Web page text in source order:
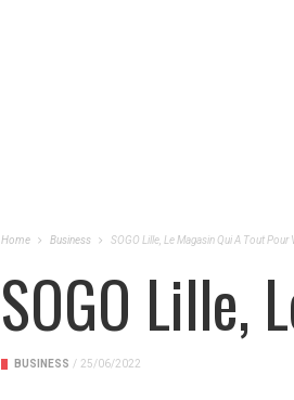
Home Business SOGO Lille, Le Magasin Qui A Tout Pour
SOGO Lille,
BUSINESS / 25/06/2022